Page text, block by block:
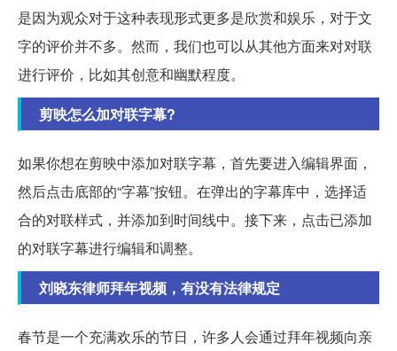
是因为观众对于这种表现形式更多是欣赏和娱乐，对于文
字的评价并不多。然而，我们也可以从其他方面来对对联
进行评价，比如其创意和幽默程度。
剪映怎么加对联字幕?
如果你想在剪映中添加对联字幕，首先要进入编辑界面，
然后点击底部的“字幕”按钮。在弹出的字幕库中，选择适
合的对联样式，并添加到时间线中。接下来，点击已添加
的对联字幕进行编辑和调整。
刘晓东律师拜年视频，有没有法律规定
春节是一个充满欢乐的节日，许多人会通过拜年视频向亲